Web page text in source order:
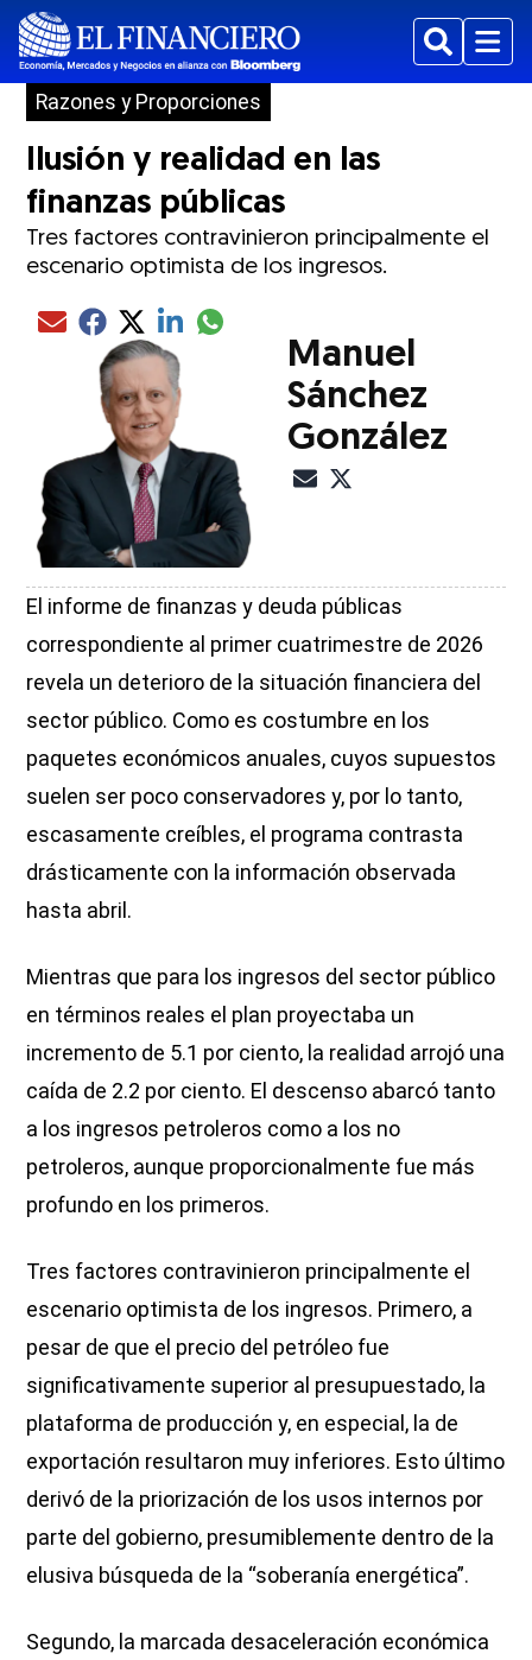
BuscarMenu
Razones y Proporciones
Ilusión y realidad en las
finanzas públicas
Tres factores contravinieron principalmente el
escenario optimista de los ingresos.
Compartir el artículo actual mediante Email
Compartir el artículo actual mediante Facebook
Compartir el artículo actual mediante Twitter
Compartir el artículo actual mediante LinkedIn
Compartir el artículo actual mediante
Manuel
Sánchez
González
El informe de finanzas y deuda públicas
correspondiente al primer cuatrimestre de 2026
revela un deterioro de la situación financiera del
sector público. Como es costumbre en los
paquetes económicos anuales, cuyos supuestos
suelen ser poco conservadores y, por lo tanto,
escasamente creíbles, el programa contrasta
drásticamente con la información observada
hasta abril.
Mientras que para los ingresos del sector público
en términos reales el plan proyectaba un
incremento de 5.1 por ciento, la realidad arrojó una
caída de 2.2 por ciento. El descenso abarcó tanto
a los ingresos petroleros como a los no
petroleros, aunque proporcionalmente fue más
profundo en los primeros.
Tres factores contravinieron principalmente el
escenario optimista de los ingresos. Primero, a
pesar de que el precio del petróleo fue
significativamente superior al presupuestado, la
plataforma de producción y, en especial, la de
exportación resultaron muy inferiores. Esto último
derivó de la priorización de los usos internos por
parte del gobierno, presumiblemente dentro de la
elusiva búsqueda de la “soberanía energética”.
Segundo, la marcada desaceleración económica